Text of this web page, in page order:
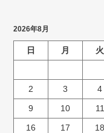
2026年8月
日 月 火
2
3 4
9
10 11
16
17 18